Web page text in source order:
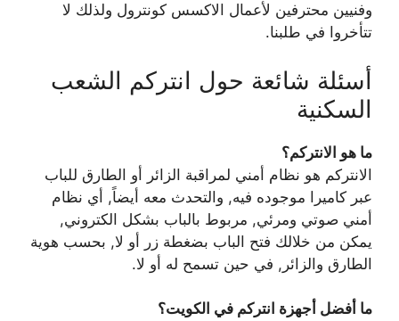
وفنيين محترفين لأعمال الاكسس كونترول ولذلك لا
تتأخروا في طلبنا.
أسئلة شائعة حول انتركم الشعب
السكنية
ما هو الانتركم؟
الانتركم هو نظام أمني لمراقبة الزائر أو الطارق للباب
عبر كاميرا موجوده فيه, والتحدث معه أيضاً, أي نظام
أمني صوتي ومرئي, مربوط بالباب بشكل الكتروني,
يمكن من خلالك فتح الباب بضغطة زر أو لا, بحسب هوية
الطارق والزائر, في حين تسمح له أو لا.
ما أفضل أجهزة انتركم في الكويت؟